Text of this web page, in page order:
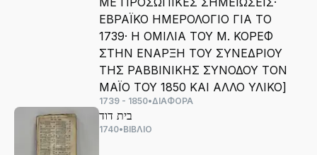
ΕΒΡΑΪΚΟ ΗΜΕΡΟΛΟΓΙΟ ΓΙΑ ΤΟ
1739· Η ΟΜΙΛΙΑ ΤΟΥ Μ. ΚΟΡΕΦ
ΣΤΗΝ ΕΝΑΡΞΗ ΤΟΥ ΣΥΝΕΔΡΙΟΥ
ΤΗΣ ΡΑΒΒΙΝΙΚΗΣ ΣΥΝΟΔΟΥ ΤΟΝ
ΜΑΪΟ ΤΟΥ 1850 ΚΑΙ ΑΛΛΟ ΥΛΙΚΟ]
1739 - 1850•ΔΙΑΦΟΡΑ
בית דוד
1740•ΒΙΒΛΙΟ